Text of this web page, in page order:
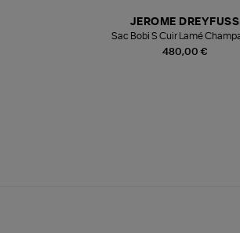
480,00 €
JEROME DREYFUSS
Sac Bobi S Cuir Lamé